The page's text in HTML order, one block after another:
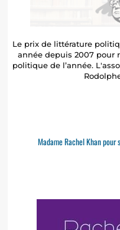
Le prix de littérature
année depuis 2007 pour
politique de l’année.
Madame Rachel Khan pour